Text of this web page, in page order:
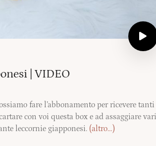
| VIDEO
fare l’abbonamento per ricevere tanti
con voi questa box e ad assaggiare vari
leccornie giapponesi. (altro…)